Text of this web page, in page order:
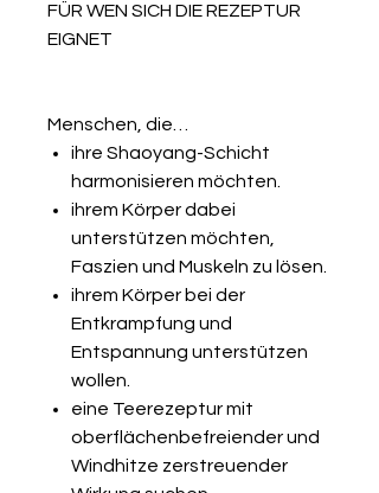
FÜR WEN SICH DIE REZEPTUR
EIGNET
Menschen, die…
ihre Shaoyang-Schicht
harmonisieren möchten.
ihrem Körper dabei
unterstützen möchten,
Faszien und Muskeln zu lösen.
ihrem Körper bei der
Entkrampfung und
Entspannung unterstützen
wollen.
eine Teerezeptur mit
oberflächenbefreiender und
Windhitze zerstreuender